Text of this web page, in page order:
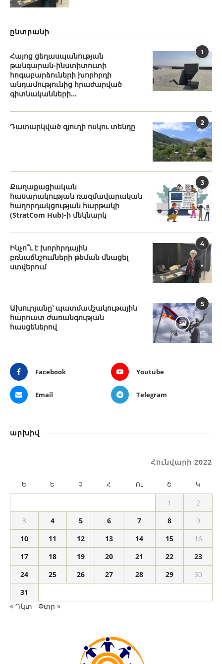
ընտրանի
1
Հայոց ցեղասպանության
թանգարան-ինստիտուտի
հոգաբարձուների խորհրդի
անդամությունից հրաժարված
գիտնականների...
2
Դատարկված գյուղի ոսկու տենդը
3
Քաղաքացիական
հասարակության ռազմավարական
հաղորդակցության հարթակի
(StratCom Hub)-ի մեկնարկ
4
Ինչո՞ւ է խորհրդային
բռնաճնշումների թեման մնացել
ստվերում
5
Ախուրյանը՝ պատմամշակութային
հարուստ ժառանգության
հասցեներով
Facebook Youtube
Email Telegram
արխիվ
Հունվարի 2022
Ե Ե Չ Հ Ու Շ Կ
1
2
3
4 5 6 7 8
9
10
11 12 13 14 15
16
17
18 19 20 21 22
23
24
25 26 27 28 29
30
31
« Դկտ
Փտր »